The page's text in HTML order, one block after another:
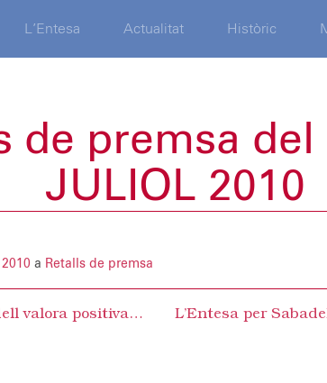
L’Entesa Actualitat Històric
de premsa del
JULIOL 2010
a Retalls de premsa
L’Entesa per Sabadell valora positivament la modificació del Pla Especial d’usos recreatius del barri Gràcia i demana al govern municipal que allargui el termini per poder fer al·legacions